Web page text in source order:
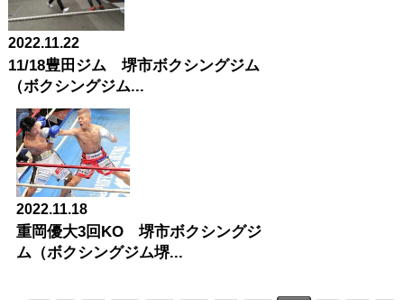
2022.11.22
11/18豊田ジム 堺市ボクシングジム
（ボクシングジム...
2022.11.18
重岡優大3回KO 堺市ボクシングジ
ム（ボクシングジム堺...